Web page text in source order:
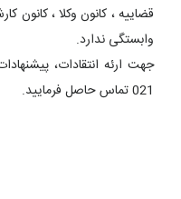
قضاییه ، کانون وکلا ،
وابستگی ندارد.
021 تماس حاصل فرمایید.